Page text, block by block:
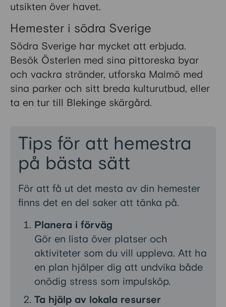
utsikten över havet.
Hemester i södra Sverige
Södra Sverige har mycket att erbjuda.
Besök Österlen med sina pittoreska byar
och vackra stränder, utforska Malmö med
sina parker och sitt breda kulturutbud, eller
ta en tur till Blekinge skärgård.
Tips för att hemestra
på bästa sätt
För att få ut det mesta av din hemester
finns det en del saker att tänka på.
Planera i förväg
Gör en lista över platser och
aktiviteter som du vill uppleva. Att ha
en plan hjälper dig att undvika både
onödig stress som impulsköp.
Ta hjälp av lokala resurser